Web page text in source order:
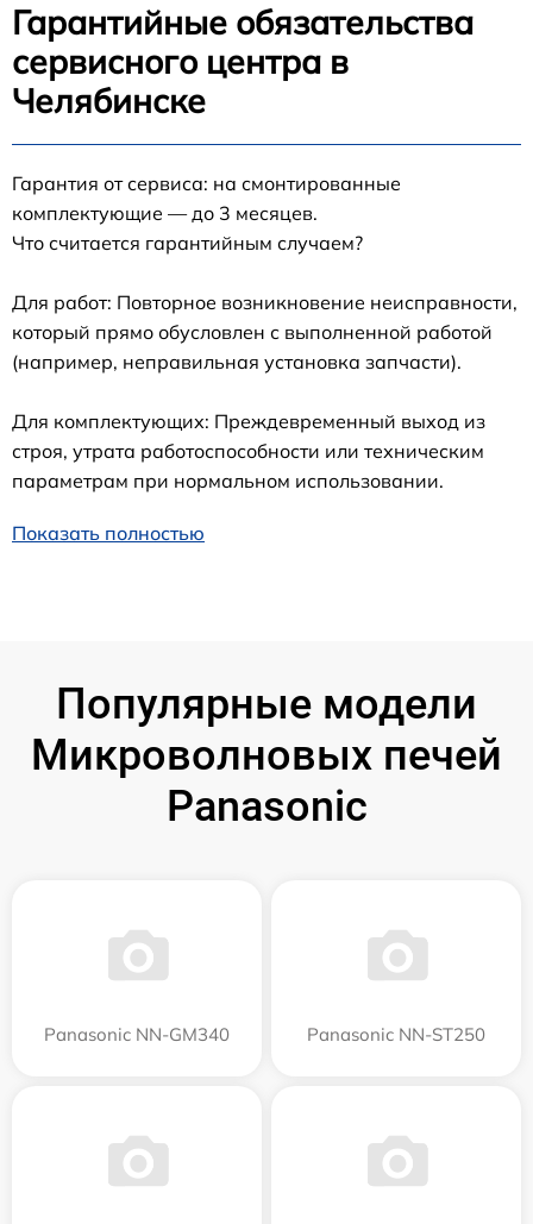
Гарантийные обязательства
сервисного центра в
Челябинске
Гарантия от сервиса: на смонтированные
комплектующие — до 3 месяцев.
Что считается гарантийным случаем?
Для работ: Повторное возникновение неисправности,
который прямо обусловлен с выполненной работой
(например, неправильная установка запчасти).
Для комплектующих: Преждевременный выход из
строя, утрата работоспособности или техническим
параметрам при нормальном использовании.
Показать полностью
Популярные модели
Микроволновых печей
Panasonic
Panasonic NN-GM340 Panasonic NN-ST250